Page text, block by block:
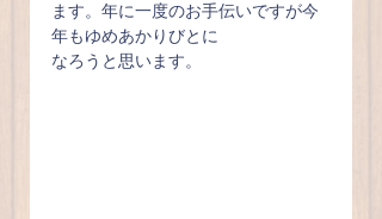
ます。年に一度のお手伝いですが今
年もゆめあかりびとに
なろうと思います。